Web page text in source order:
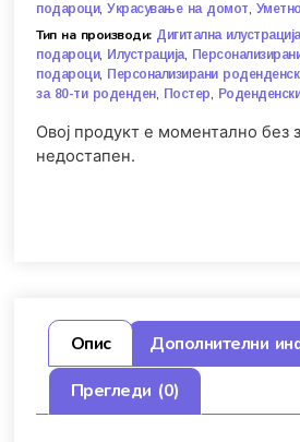
подароци,Украсување на домот,
Тип на производи: Дигитална илустрација
подароци, Илустрација,
подароци, Персонализирани
за 80-ти роденден, Постер,
Овој продукт е моментално без
недостапен.
Опис
Дополнителни
Прегледи (0)